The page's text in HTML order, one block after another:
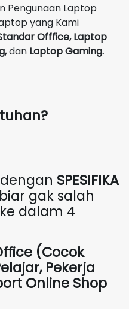
Pengunaan Laptop
yang Kami
Offfice, Laptop
dan Laptop Gaming.
dengan SPESIFIKA
gak salah
dalam 4
(Cocok
Pekerja
Online Shop